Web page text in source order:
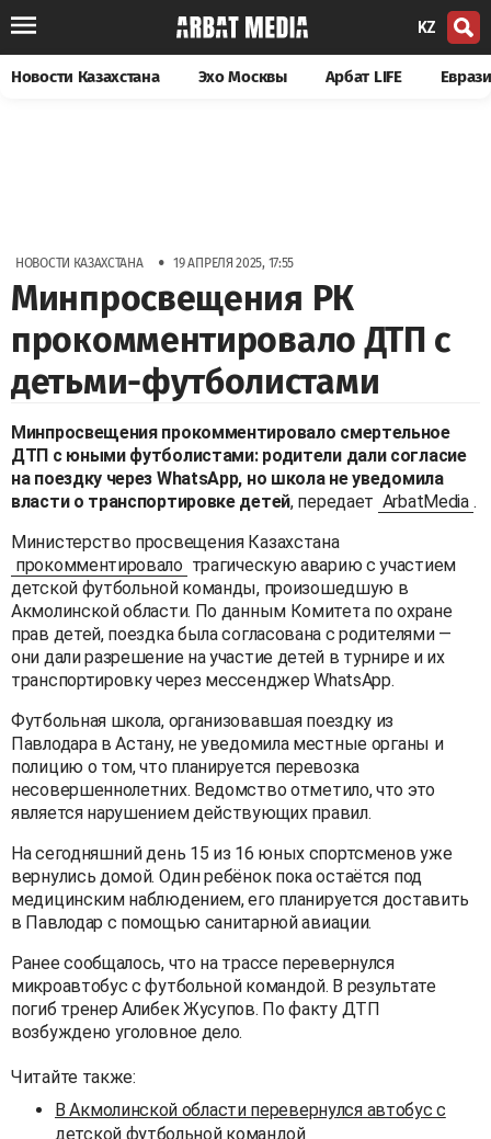
KZ
Новости Казахстана Эхо Москвы Арбат LIFE
НОВОСТИ КАЗАХСТАНА • 19 АПРЕЛЯ 2025, 17:55
Минпросвещения РК
прокомментировало ДТП с
детьми-футболистами
Минпросвещения прокомментировало смертельное
ДТП с юными футболистами: родители дали согласие
на поездку через WhatsApp, но школа не уведомила
власти о транспортировке детей, передает ArbatMedia .
Министерство просвещения Казахстана
прокомментировало трагическую аварию с участием
детской футбольной команды, произошедшую в
Акмолинской области. По данным Комитета по охране
прав детей, поездка была согласована с родителями —
они дали разрешение на участие детей в турнире и их
транспортировку через мессенджер WhatsApp.
Футбольная школа, организовавшая поездку из
Павлодара в Астану, не уведомила местные органы и
полицию о том, что планируется перевозка
несовершеннолетних. Ведомство отметило, что это
является нарушением действующих правил.
На сегодняшний день 15 из 16 юных спортсменов уже
вернулись домой. Один ребёнок пока остаётся под
медицинским наблюдением, его планируется доставить
в Павлодар с помощью санитарной авиации.
Ранее сообщалось, что на трассе перевернулся
микроавтобус с футбольной командой. В результате
погиб тренер Алибек Жусупов. По факту ДТП
возбуждено уголовное дело.
Читайте также:
В Акмолинской области перевернулся автобус с
детской футбольной командой